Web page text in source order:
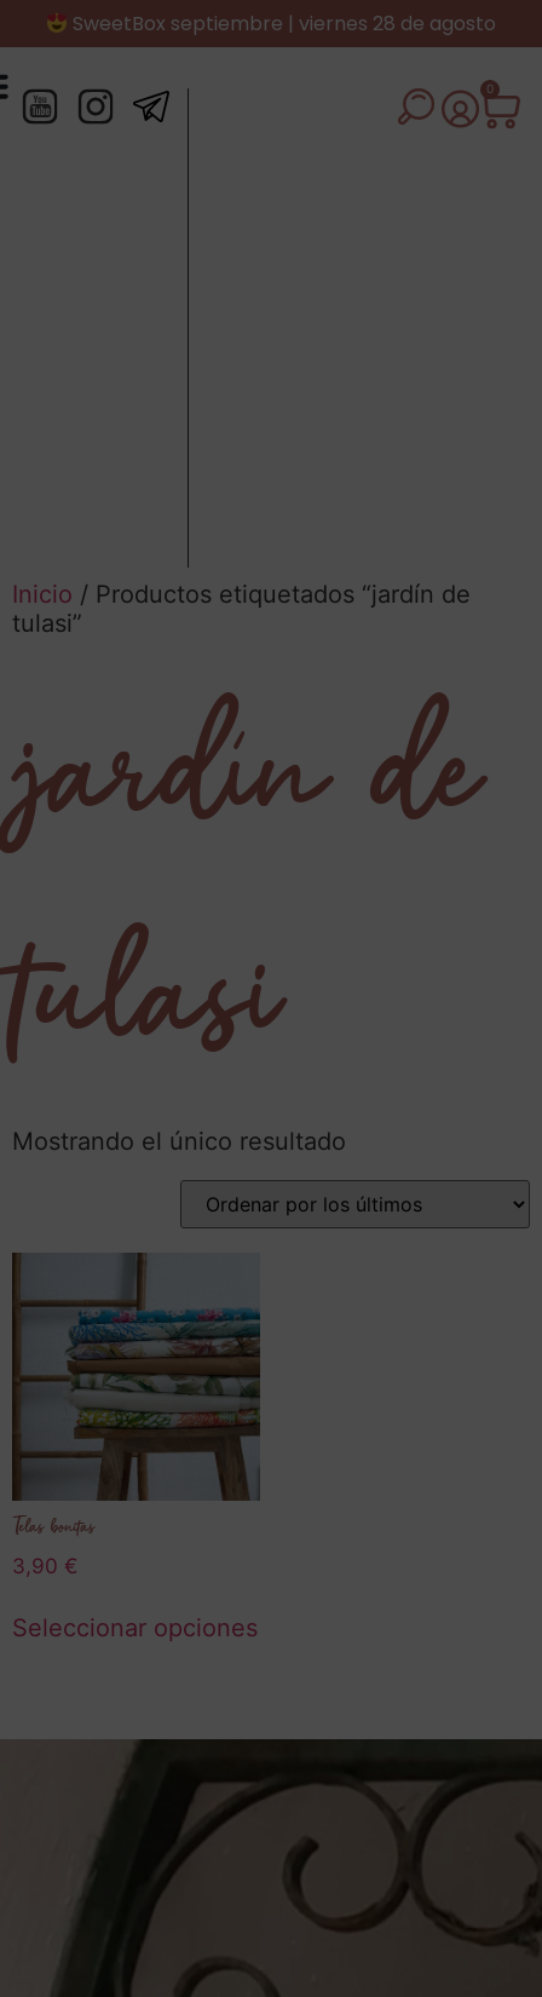
SweetBox septiembre | viernes 28 de agosto
0
Inicio / Productos etiquetados “jardín de
tulasi”
jardín de
tulasi
Mostrando el único resultado
Telas bonitas
3,90 €
Seleccionar opciones